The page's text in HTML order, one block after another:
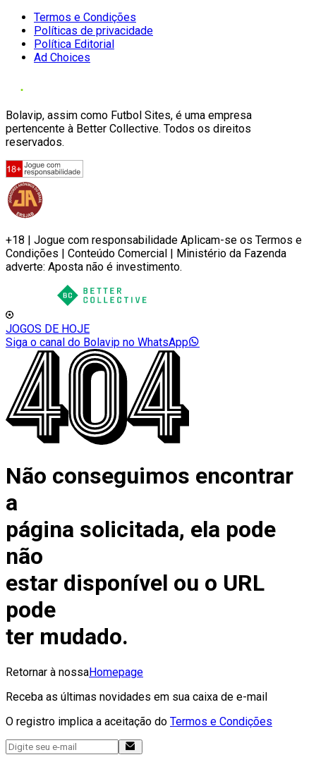
Termos e Condições
Políticas de privacidade
Política Editorial
Ad Choices
Bolavip, assim como Futbol Sites, é uma empresa
pertencente à Better Collective. Todos os direitos
reservados.
+18 | Jogue com responsabilidade Aplicam-se os Termos e
Condições | Conteúdo Comercial | Ministério da Fazenda
adverte: Aposta não é investimento.
JOGOS DE HOJE
Siga o canal do Bolavip no WhatsApp
Não conseguimos encontrar
a
página solicitada, ela pode
não
estar disponível ou o URL
pode
ter mudado.
Retornar à nossaHomepage
Receba as últimas novidades em sua caixa de e-mail
O registro implica a aceitação do Termos e Condições